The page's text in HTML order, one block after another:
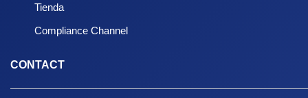
Tienda
Compliance Channel
CONTACT